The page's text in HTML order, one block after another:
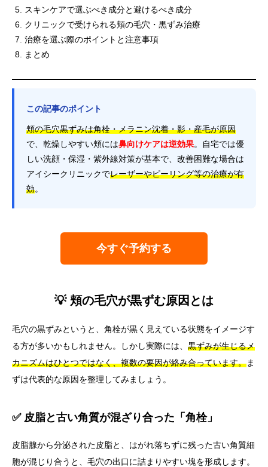
スキンケアで選ぶべき成分と避けるべき成分
クリニックで受けられる頬の毛穴・黒ずみ治療
治療を選ぶ際のポイントと注意事項
まとめ
この記事のポイント
頬の毛穴黒ずみは角栓・メラニン沈着・影・産毛が原因
で、乾燥しやすい頬には鼻向けケアは逆効果。自宅では優
しい洗顔・保湿・紫外線対策が基本で、改善困難な場合は
アイシークリニックでレーザーやピーリング等の治療が有
効。
今すぐ予約する
💡 頬の毛穴が黒ずむ原因とは
毛穴の黒ずみというと、角栓が黒く見えている状態をイメージす
る方が多いかもしれません。しかし実際には、 黒ずみが生じるメ
カニズムはひとつではなく、複数の要因が絡み合っています。ま
ずは代表的な原因を整理してみましょう。
✅ 皮脂と古い角質が混ざり合った「角栓」
皮脂腺から分泌された皮脂と、はがれ落ちずに残った古い角質細
胞が混じり合うと、毛穴の出口に詰まりやすい塊を形成します。